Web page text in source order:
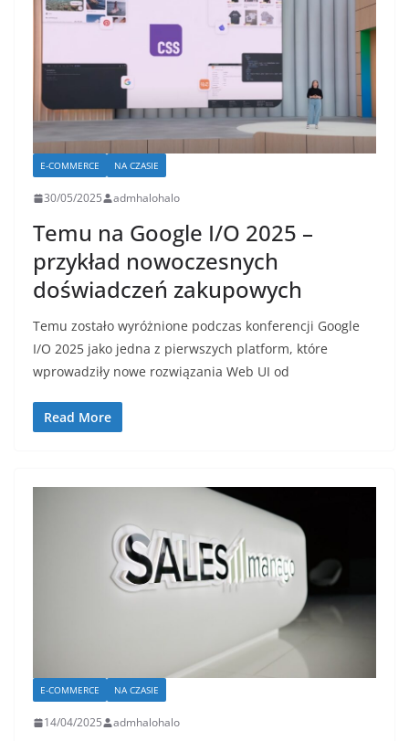
E-COMMERCE NA CZASIE
30/05/2025 admhalohalo
Temu na Google I/O 2025 –
przykład nowoczesnych
doświadczeń zakupowych
Temu zostało wyróżnione podczas konferencji Google
I/O 2025 jako jedna z pierwszych platform, które
wprowadziły nowe rozwiązania Web UI od
Read More
E-COMMERCE NA CZASIE
14/04/2025 admhalohalo